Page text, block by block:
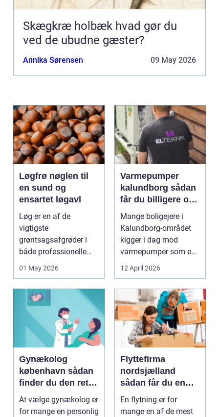
Skægkræ holbæk hvad gør du
ved de ubudne gæster?
Annika Sørensen 09 May 2026
Løgfrø nøglen til
en sund og
ensartet løgavl
Løg er en af de
vigtigste
grøntsagsafgrøder i
både professionelle
køkkenhaver og større
landbrugspro...
01 May 2026
Varmepumper
kalundborg sådan
får du billigere og
mere bæredygtig
varme
Mange boligejere i
Kalundborg-området
kigger i dag mod
varmepumper som en
vej til lavere
varmeregnin...
12 April 2026
Gynækolog
københavn sådan
finder du den rette
specialist
At vælge gynækolog er
for mange en personlig
Flyttefirma
nordsjælland
sådan får du en
tryg og effektiv
flytning
En flytning er for
mange en af de mest